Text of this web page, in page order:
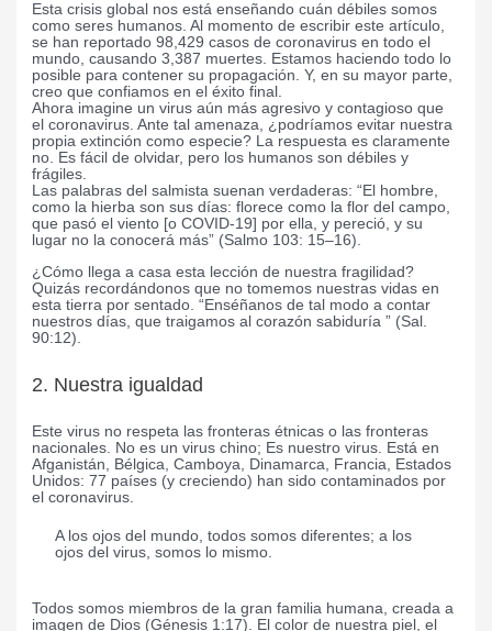
Esta crisis global nos está enseñando cuán débiles somos
como seres humanos. Al momento de escribir este artículo,
se han reportado 98,429 casos de coronavirus en todo el
mundo, causando 3,387 muertes. Estamos haciendo todo lo
posible para contener su propagación. Y, en su mayor parte,
creo que confiamos en el éxito final.
Ahora imagine un virus aún más agresivo y contagioso que
el coronavirus. Ante tal amenaza, ¿podríamos evitar nuestra
propia extinción como especie? La respuesta es claramente
no. Es fácil de olvidar, pero los humanos son débiles y
frágiles.
Las palabras del salmista suenan verdaderas: “El hombre,
como la hierba son sus días: florece como la flor del campo,
que pasó el viento [o COVID-19] por ella, y pereció, y su
lugar no la conocerá más” (Salmo 103: 15–16).
¿Cómo llega a casa esta lección de nuestra fragilidad?
Quizás recordándonos que no tomemos nuestras vidas en
esta tierra por sentado. “Enséñanos de tal modo a contar
nuestros días, que traigamos al corazón sabiduría ” (Sal.
90:12).
2. Nuestra igualdad
Este virus no respeta las fronteras étnicas o las fronteras
nacionales. No es un virus chino; Es nuestro virus. Está en
Afganistán, Bélgica, Camboya, Dinamarca, Francia, Estados
Unidos: 77 países (y creciendo) han sido contaminados por
el coronavirus.
A los ojos del mundo, todos somos diferentes; a los
ojos del virus, somos lo mismo.
Todos somos miembros de la gran familia humana, creada a
imagen de Dios (Génesis 1:17). El color de nuestra piel, el